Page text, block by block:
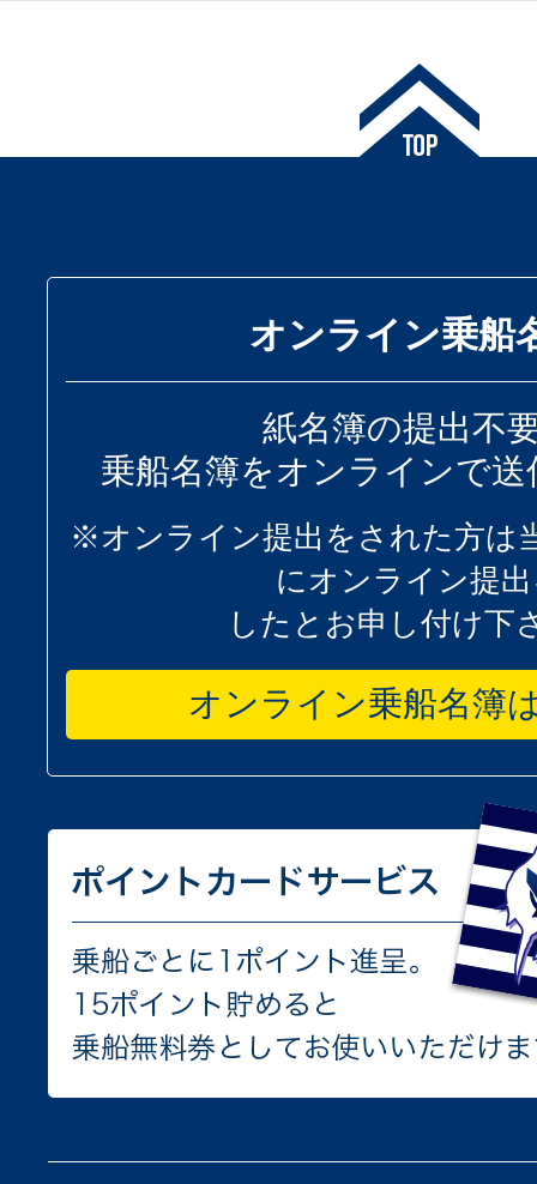
オンライン乗船
紙名簿の提出不
乗船名簿をオンラインで
※オンライン提出をされた方は
にオンライン提
したとお申し付け下
オンライン乗船名簿